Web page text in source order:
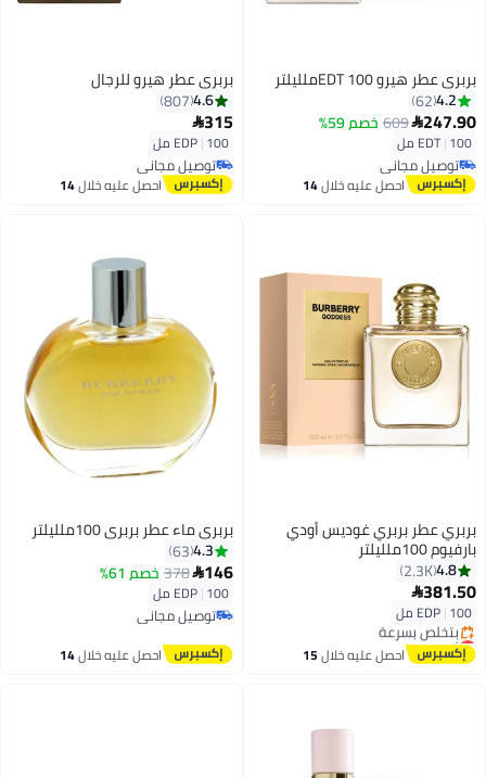
بربري عطر هيرو EDT 100ملليلتر
4.2
62
247.90
609 خصم 59%
EDT|100 مل
توصيل مجاني
توصيل مجانياحصل عليه خلال14
بربري عطر هيرو للرجال
4.6
807
315
EDP|100 مل
توصيل مجاني
توصيل مجانياحصل عليه خلال14
بربري عطر بربري غوديس أودي
بارفيوم 100ملليلتر
4.8
2.3K
381.50
EDP|100 مل
أقل سعر في 30 يوم
توصيل مجاني
بتخلّص بسرعة
احصل عليه خلال15
بربري ماء عطر بربري 100ملليلتر
4.3
63
146
378 خصم 61%
EDP|100 مل
توصيل مجاني
توصيل مجاني
احصل عليه خلال14